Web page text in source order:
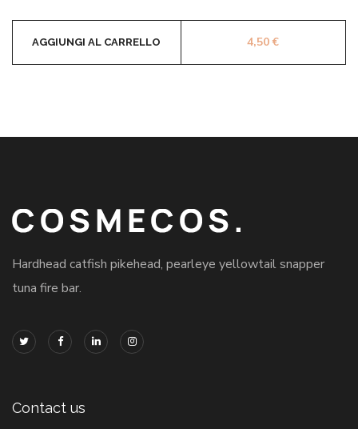
4,50€
AGGIUNGI AL CARRELLO
Hardhead catfish pikehead, pearleye yellowtail snapper
tuna fire bar.
Contact us